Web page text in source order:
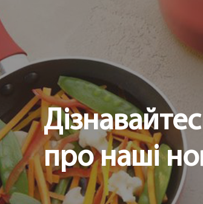
Статус товару:
Країна реєстрація
про наші